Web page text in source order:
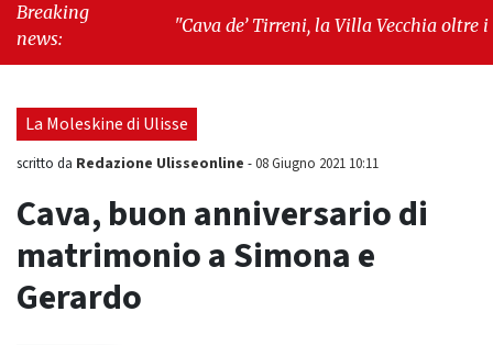
Breaking
news:
"Cava de’ Tirreni, la Villa Vecchia oltre i
seduta consiliare: “Serve chiarezza!”"
La Moleskine di Ulisse
scritto da Redazione Ulisseonline -08 Giugno 2021 10:11
Cava, buon anniversario di
matrimonio a Simona e
Gerardo